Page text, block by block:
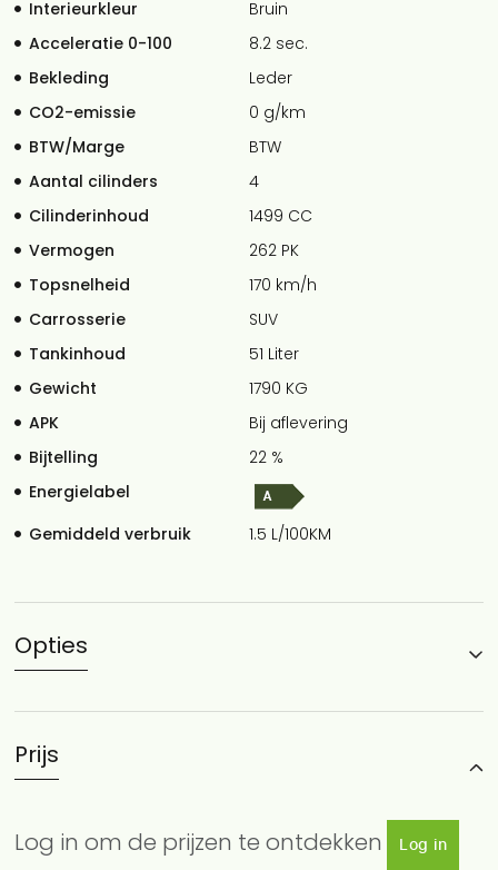
Interieurkleur
Bruin
Acceleratie 0-100
8.2 sec.
Bekleding
Leder
CO2-emissie
0 g/km
BTW/Marge
BTW
Aantal cilinders
4
Cilinderinhoud
1499 CC
Vermogen
262 PK
Topsnelheid
170 km/h
Carrosserie
SUV
Tankinhoud
51 Liter
Gewicht
1790 KG
APK
Bij aflevering
Bijtelling
22 %
Energielabel
Gemiddeld verbruik
1.5 L/100KM
Opties
Prijs
Log in om de prijzen te ontdekken Log in